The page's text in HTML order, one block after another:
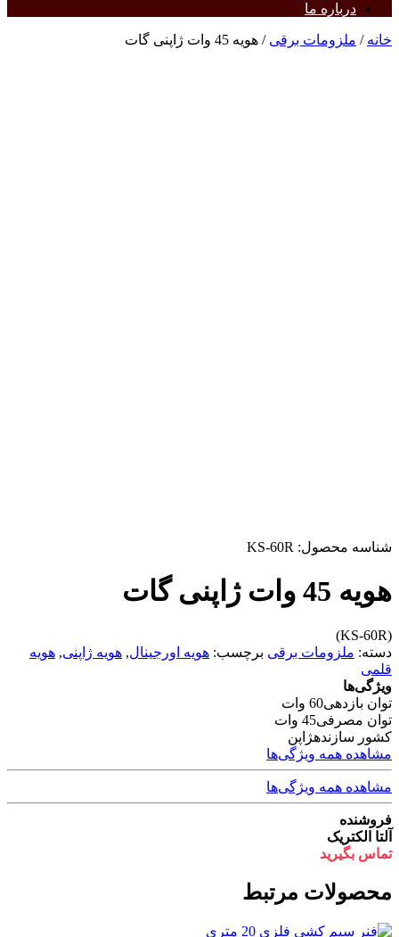
درباره ما
خانه / ملزومات برقی / هویه 45 وات ژاپنی گات
شناسه محصول: KS-60R
هویه 45 وات ژاپنی گات
(KS-60R)
دسته: ملزومات برقی برچسب: هویه اورجینال, هویه ژاپنی, هویه
قلمی
ویژگی‌ها
توان بازدهی60 وات
توان مصرفی45 وات
کشور سازندهژاپن
مشاهده همه ویژگی‌ها
مشاهده همه ویژگی‌ها
فروشنده
آلتا الکتریک
تماس بگیرید
محصولات مرتبط